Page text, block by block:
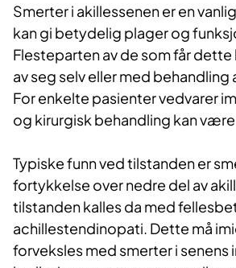
Smerter i akillessenen er en
kan gi betydelig plager og
Flesteparten av de som får dette
av seg selv eller med
For enkelte pasienter vedvarer
og kirurgisk behandling kan
Typiske funn ved tilstanden er
fortykkelse over nedre del av
tilstanden kalles da med
achillestendinopati. Dette må
forveksles med smerter i senens